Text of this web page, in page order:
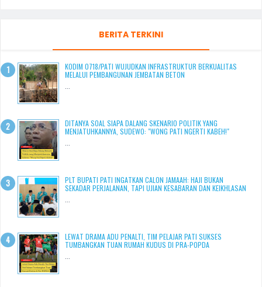
BERITA TERKINI
KODIM 0718/PATI WUJUDKAN INFRASTRUKTUR BERKUALITAS
MELALUI PEMBANGUNAN JEMBATAN BETON
DITANYA SOAL SIAPA DALANG SKENARIO POLITIK YANG
MENJATUHKANNYA, SUDEWO: "WONG PATI NGERTI KABEH!"
PLT BUPATI PATI INGATKAN CALON JAMAAH: HAJI BUKAN
SEKADAR PERJALANAN, TAPI UJIAN KESABARAN DAN KEIKHLASAN
LEWAT DRAMA ADU PENALTI, TIM PELAJAR PATI SUKSES
TUMBANGKAN TUAN RUMAH KUDUS DI PRA-POPDA